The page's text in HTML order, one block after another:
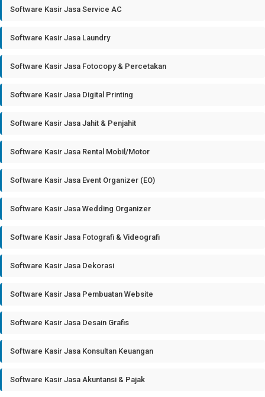
Software Kasir Jasa Service AC
Software Kasir Jasa Laundry
Software Kasir Jasa Fotocopy & Percetakan
Software Kasir Jasa Digital Printing
Software Kasir Jasa Jahit & Penjahit
Software Kasir Jasa Rental Mobil/Motor
Software Kasir Jasa Event Organizer (EO)
Software Kasir Jasa Wedding Organizer
Software Kasir Jasa Fotografi & Videografi
Software Kasir Jasa Dekorasi
Software Kasir Jasa Pembuatan Website
Software Kasir Jasa Desain Grafis
Software Kasir Jasa Konsultan Keuangan
Software Kasir Jasa Akuntansi & Pajak